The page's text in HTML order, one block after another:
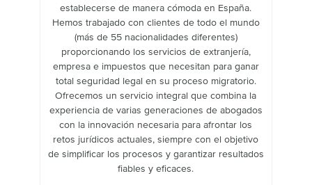
establecerse de manera cómoda en España.
Hemos trabajado con clientes de todo el mundo
(más de 55 nacionalidades diferentes)
proporcionando los servicios de extranjería,
empresa e impuestos que necesitan para ganar
total seguridad legal en su proceso migratorio.
Ofrecemos un servicio integral que combina la
experiencia de varias generaciones de abogados
con la innovación necesaria para afrontar los
retos jurídicos actuales, siempre con el objetivo
de simplificar los procesos y garantizar resultados
fiables y eficaces.